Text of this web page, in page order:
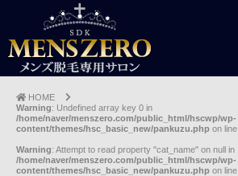
HOME
Warning: Undefined array key 0 in
/home/naver/menszero.com/public_html/hscwp/wp-
content/themes/hsc_basic_new/pankuzu.php on line
Warning: Attempt to read property "cat_name" on null in
/home/naver/menszero.com/public_html/hscwp/wp-
content/themes/hsc_basic_new/pankuzu.php on line